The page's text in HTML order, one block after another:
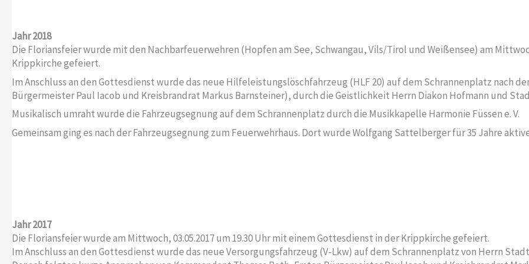
Jahr 2018
Die Floriansfeier wurde mit den Nachbarfeuerwehren (Hopfen am See, Schwangau, Vils/Tirol und Weißensee) am
Krippkirche gefeiert.
Im Anschluss an den Gottesdienst wurde das neue Hilfeleistungslöschfahrzeug (HLF 20) auf dem Schrannenplatz nach
Bürgermeister Paul Iacob und Kreisbrandrat Markus Barnsteiner), durch die Geistlichkeit Herrn Diakon Hofmann und
Musikalisch umraht wurde die Fahrzeugsegnung auf dem Schrannenplatz durch die Musikkapelle Harmonie Füssen e. V.
Gemeinsam ging es nach der Fahrzeugsegnung zum Feuerwehrhaus. Dort wurde Wolfgang Sattelberger für 35 Jahre
Jahr 2017
Die Floriansfeier wurde am Mittwoch, 03.05.2017 um 19.30 Uhr mit einem Gottesdienst in der Krippkirche gefeiert.
Im Anschluss an den Gottesdienst wurde das neue Versorgungsfahrzeug (V-Lkw) auf dem Schrannenplatz von Herrn